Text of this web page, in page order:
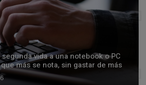
vida a una notebook o PC
más se nota, sin gastar de más